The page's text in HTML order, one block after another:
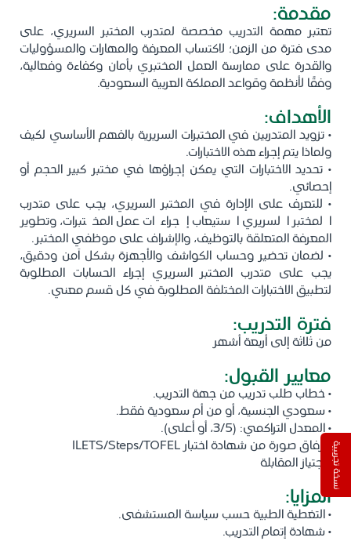
مقدمة:
تعتبر مهمة التدريب مخصصة لمتدرب المختبر السريري، على
مدى فترة من الزمن؛ لاكتساب المعرفة والمهارات والمسؤوليات
والقدرة على ممارسة العمل المختبري بأمان وكفاءة وفعالية،
وفقًا لأنظمة وقواعد المملكة العربية السعودية.
الأهداف:
• تزويد المتدربين في المختبرات السريرية بالفهم الأساسي لكيف
ولماذا يتم إجراء هذه الاختبارات.
• تحديد الاختبارات التي يمكن إجراؤها في مختبر كبير الحجم أو
إحصائي.
• للتعرف على الإدارة في المختبر السريري، يجب على متدرب
المختبر السريري استيعاب إجراءات عمل المختبرات، وتطوير
المعرفة المتعلقة بالتوظيف، والإشراف على موظفي المختبر.
• لضمان تحضير وحساب الكواشف والأجهزة بشكل آمن ودقيق،
يجب على متدرب المختبر السريري إجراء الحسابات المطلوبة
لتطبيق الاختبارات المختلفة المطلوبة في كل قسم معني.
فترة التدريب:
من ثلاثة إلى أربعة أشهر
معايير القبول:
• خطاب طلب تدريب من جهة التدريب.
• سعودي الجنسية، أو من أم سعودية فقط.
• المعدل التراكمي: (3/5، أو أعلى).
• إرفاق صورة من شهادة اختبار ILETS/Steps/TOFEL
• اجتياز المقابلة
المزايا:
• التغطية الطبية حسب سياسة المستشفى.
• شهادة إتمام التدريب.
نسخة تجريبية